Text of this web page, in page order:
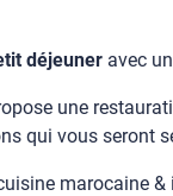
déjeuner avec
une
qui vous seront
marocaine